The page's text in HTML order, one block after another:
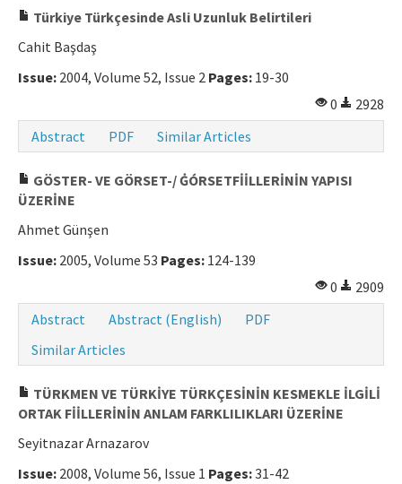
Türkiye Türkçesinde Asli Uzunluk Belirtileri
Cahit Başdaş
Issue: 2004, Volume 52, Issue 2 Pages: 19-30
0
2928
Abstract
PDF Similar Articles
GÖSTER- VE GÖRSET-/ ĠÓRSETFİİLLERİNİN YAPISI
ÜZERİNE
Ahmet Günşen
Issue: 2005, Volume 53 Pages: 124-139
0
2909
Abstract
Abstract (English)
PDF
Similar Articles
TÜRKMEN VE TÜRKİYE TÜRKÇESİNİN KESMEKLE İLGİLİ
ORTAK FİİLLERİNİN ANLAM FARKLILIKLARI ÜZERİNE
Seyitnazar Arnazarov
Issue: 2008, Volume 56, Issue 1 Pages:31-42